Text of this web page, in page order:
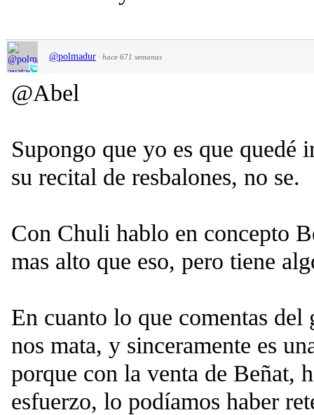
@polmadur · hace 671 semanas
@Abel
Supongo que yo es que quedé
su recital de resbalones, no se.
Con Chuli hablo en concepto
mas alto que eso, pero tiene
En cuanto lo que comentas
nos mata, y sinceramente es
porque con la venta de Beñat,
esfuerzo, lo podíamos haber